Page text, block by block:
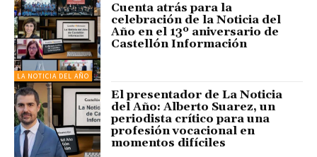
LA NOTICIA DEL AÑO
Cuenta atrás para la
celebración de la Noticia del
Año en el 13º aniversario de
Castellón Información
El presentador de La Noticia
del Año: Alberto Suarez, un
periodista crítico para una
profesión vocacional en
momentos difíciles